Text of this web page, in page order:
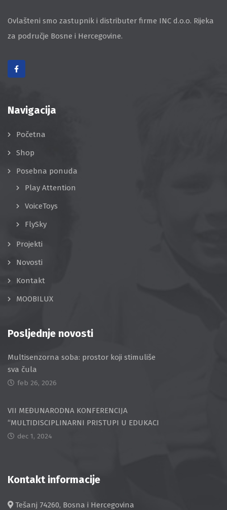
Ovlašteni smo zastupnik i distributer firme INC d.o.o. Rijeka
za područje Bosne i Hercegovine.
Navigacija
Početna
Shop
Posebna ponuda
Play Attention
VoiceToys
FlySky
Projekti
Novosti
Kontakt
MOOBILUX
Posljednje novosti
Multisenzorna soba: prostor koji stimuliše
sva čula
feb 26, 2026
VII MEĐUNARODNA KONFERENCIJA
“MULTIDISCIPLINARNI PRISTUPI U EDUKACI
dec 1, 2024
Kontakt informacije
Tešanj 74260, Bosna i Hercegovina